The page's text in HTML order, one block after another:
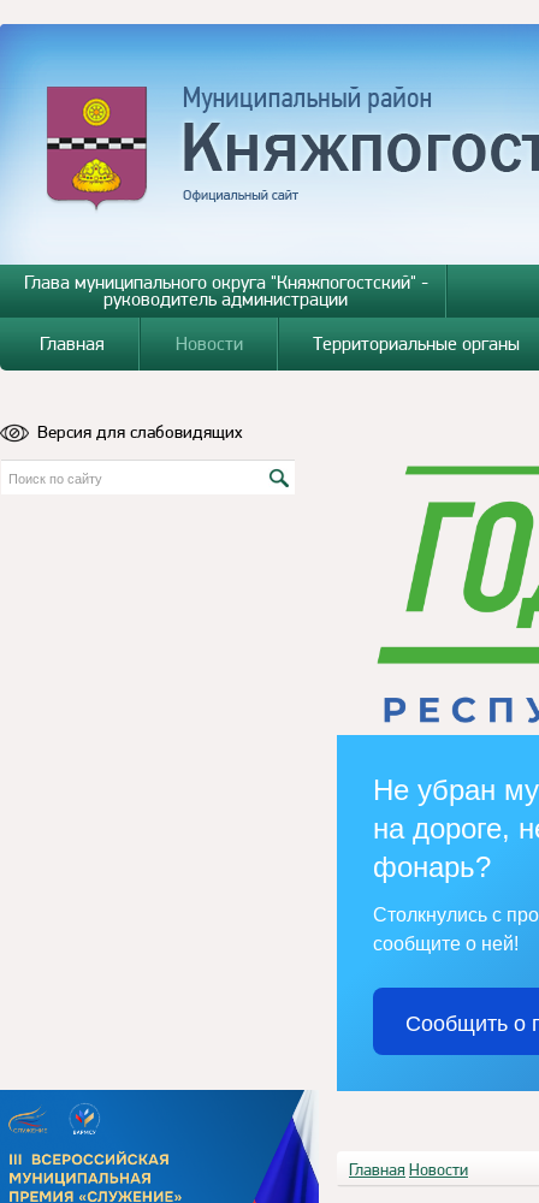
Глава муниципального округа "Княжпогостский" -
руководитель администрации
Главная
Новости Территориальные органы
Версия для слабовидящих
Не убран
на дороге,
фонарь?
Столкнулись с
сообщите о ней!
Сообщить о
Главная Новости